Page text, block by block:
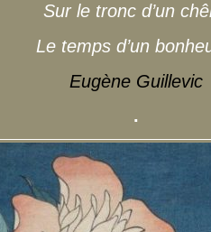
Sur le tronc d’un
Le temps d’un
Eugène Guillevic
.